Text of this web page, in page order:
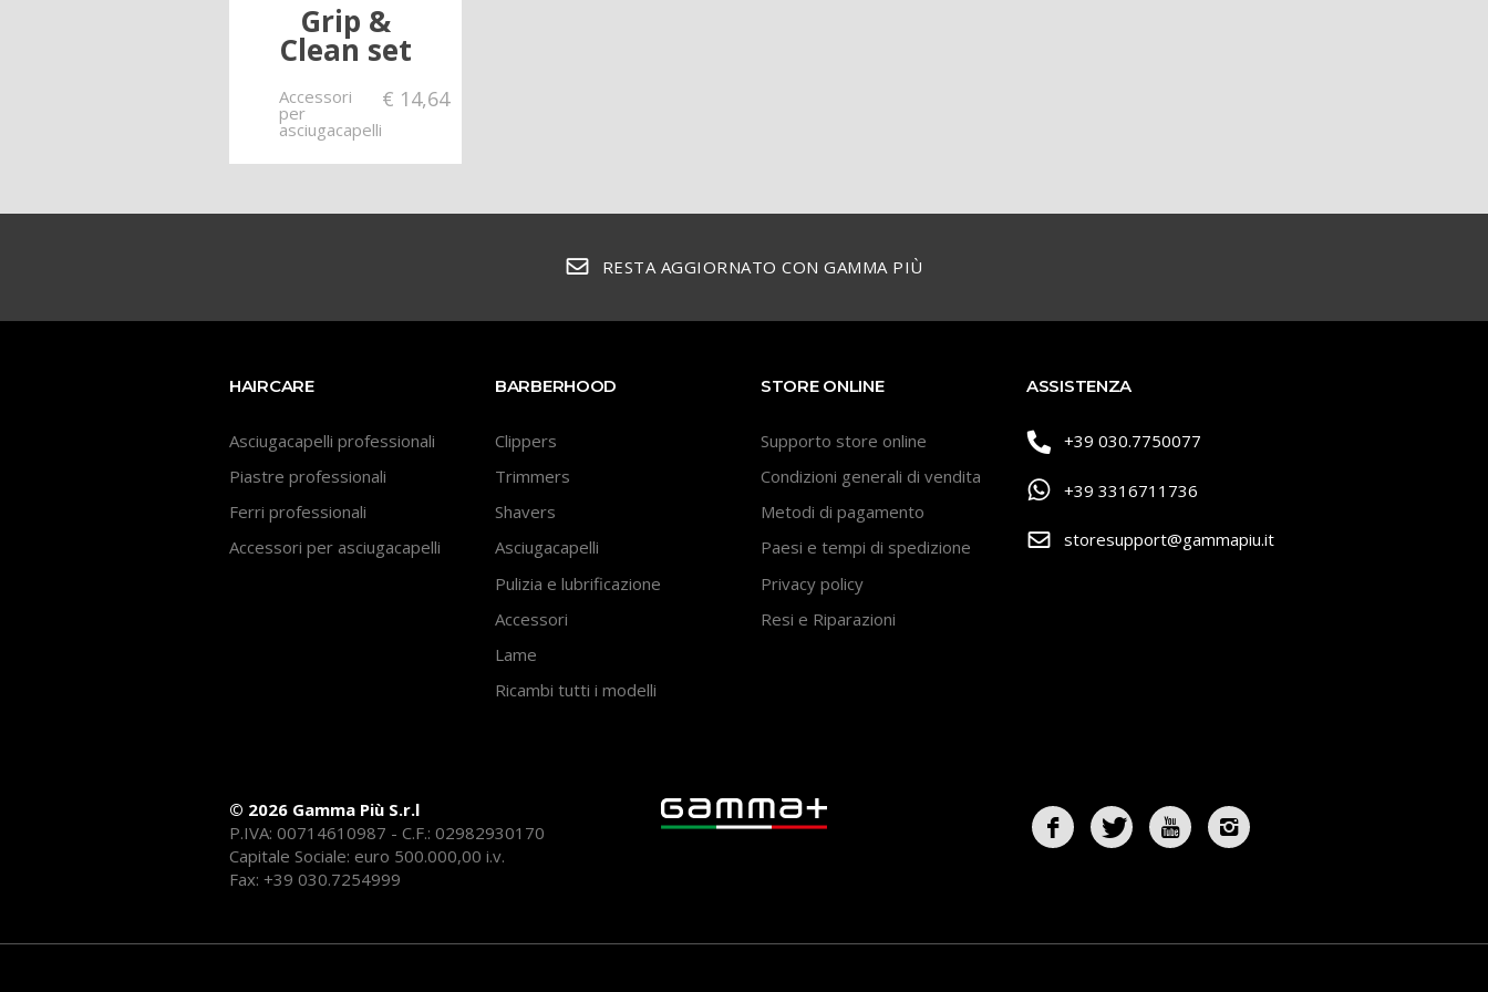
Grip &
Clean set
Accessori
per
asciugacapelli
€ 14,64
RESTA AGGIORNATO CON GAMMA PIÙ
HAIRCARE
Asciugacapelli professionali
Piastre professionali
Ferri professionali
Accessori per asciugacapelli
BARBERHOOD
Clippers
Trimmers
Shavers
Asciugacapelli
Pulizia e lubrificazione
Accessori
Lame
Ricambi tutti i modelli
STORE ONLINE
Supporto store online
Condizioni generali di vendita
Metodi di pagamento
Paesi e tempi di spedizione
Privacy policy
Resi e Riparazioni
ASSISTENZA
+39 030.7750077
+39 3316711736
storesupport@gammapiu.it
© 2026 Gamma Più S.r.l
P.IVA: 00714610987 - C.F.: 02982930170
Capitale Sociale: euro 500.000,00 i.v.
Fax: +39 030.7254999